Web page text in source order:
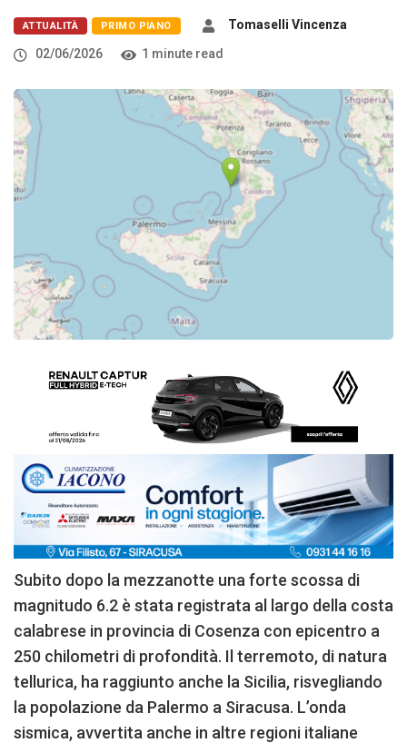
ATTUALITÀ PRIMO PIANO
Tomaselli Vincenza
02/06/2026
1 minute read
Subito dopo la mezzanotte una forte scossa di
magnitudo 6.2 è stata registrata al largo della costa
calabrese in provincia di Cosenza con epicentro a
250 chilometri di profondità. Il terremoto, di natura
tellurica, ha raggiunto anche la Sicilia, risvegliando
la popolazione da Palermo a Siracusa. L’onda
sismica, avvertita anche in altre regioni italiane